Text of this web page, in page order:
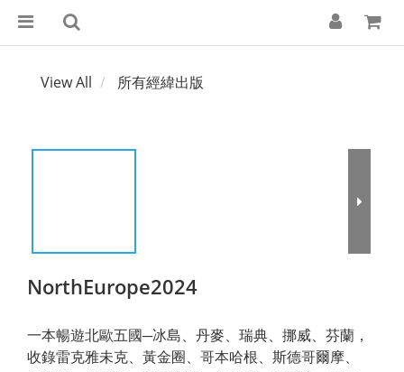
View All 所有經緯出版
NorthEurope2024
一本暢遊北歐五國─冰島、丹麥、瑞典、挪威、芬蘭，
收錄雷克雅未克、黃金圈、哥本哈根、斯德哥爾摩、